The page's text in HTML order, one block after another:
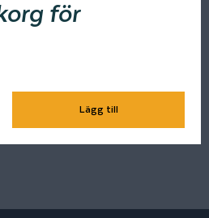
för
Lägg till